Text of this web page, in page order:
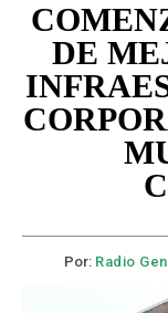
DE
Por: Radio